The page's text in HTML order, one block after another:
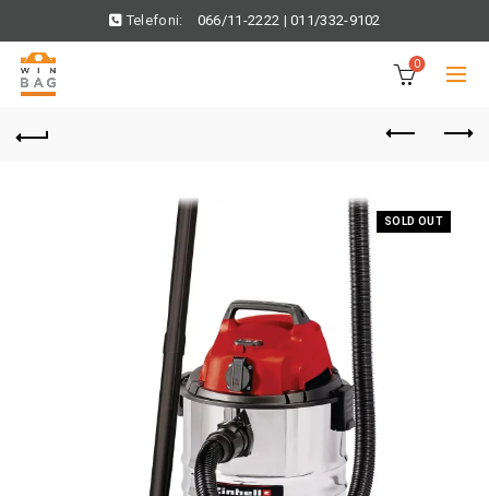
Telefoni: 066/11-2222 |011/332-9102
0
SOLD OUT